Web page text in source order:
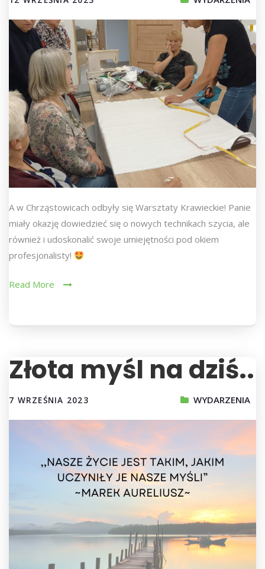
A w Chrząstowicach odbyły się Warsztaty Krawieckie! Panie
miały okazję dowiedzieć się o nowych technikach szycia, ale
również i udoskonalić swoje umiejętności pod okiem
profesjonalisty!
Read More
Złota myśl na dziś..
7 WRZEŚNIA 2023 WYDARZENIA